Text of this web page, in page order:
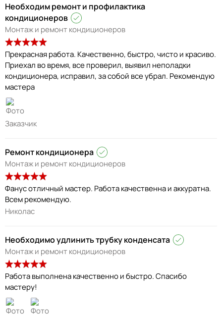
Необходим ремонт и профилактика
кондиционеров
Монтаж и ремонт кондиционеров
Прекрасная работа. Качественно, быстро, чисто и красиво.
Приехал во время, все проверил, выявил неполадки
кондиционера, исправил, за собой все убрал. Рекомендую
мастера
Заказчик
Ремонт кондиционера
Монтаж и ремонт кондиционеров
Фанус отличный мастер. Работа качественна и аккуратна.
Всем рекомендую.
Николас
Необходимо удлинить трубку конденсата
Монтаж и ремонт кондиционеров
Работа выполнена качественно и быстро. Спасибо
мастеру!